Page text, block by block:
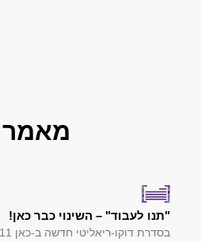
"תנו לעבוד" – השינוי כבר כאן!